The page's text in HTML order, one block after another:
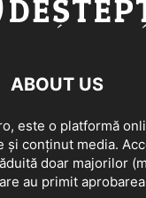
ABOUT US
este o platformă
și conținut media.
doar majorilor
au primit